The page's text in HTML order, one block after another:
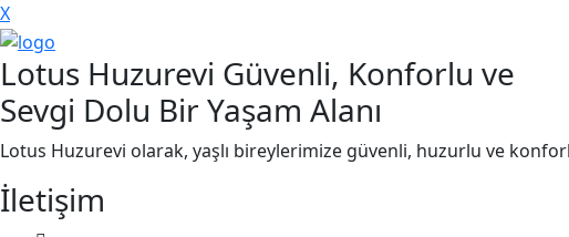
X
Lotus Huzurevi Güvenli, Konforlu ve
Sevgi Dolu Bir Yaşam Alanı
Lotus Huzurevi olarak, yaşlı bireylerimize güvenli, huzurlu ve
İletişim